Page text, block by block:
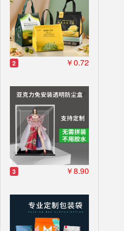
2 ￥0.72
3 ￥8.90